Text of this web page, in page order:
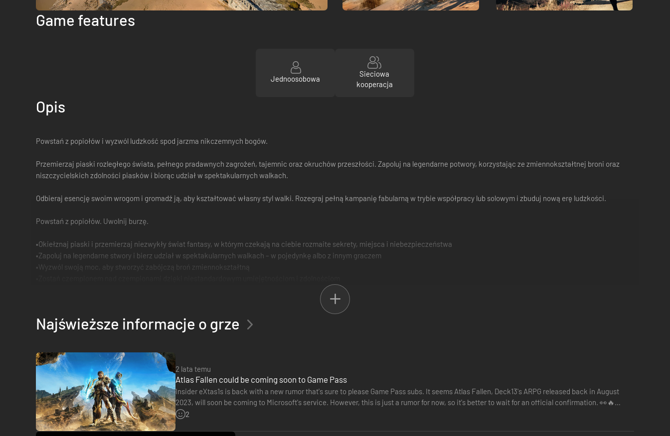
Game features
Jednoosobowa
Sieciowa
kooperacja
Opis
Powstań z popiołów i wyzwól ludzkość spod jarzma nikczemnych bogów.
Przemierzaj piaski rozległego świata, pełnego pradawnych zagrożeń, tajemnic oraz okruchów przeszłości. Zapoluj na legendarne potwory, korzystając ze zmiennokształtnej broni oraz
niszczycielskich zdolności piasków i biorąc udział w spektakularnych walkach.
Odbieraj esencję swoim wrogom i gromadź ją, aby kształtować własny styl walki. Rozegraj pełną kampanię fabularną w trybie współpracy lub solowym i zbuduj nową erę ludzkości.
Powstań z popiołów. Uwolnij burzę.
•Okiełznaj piaski i przemierzaj niezwykły świat fantasy, w którym czekają na ciebie rozmaite sekrety, miejsca i niebezpieczeństwa
•Zapoluj na legendarne stwory i bierz udział w spektakularnych walkach – w pojedynkę albo z innym graczem
•Wyzwól swoją moc, aby stworzyć zabójczą broń zmiennokształtną
Najświeższe informacje o grze
2 lata temu
Atlas Fallen could be coming soon to Game Pass
Insider eXtas1s is back with a new rumor that's sure to please Game Pass subs. It seems Atlas Fallen, Deck13's ARPG released back in August
2023, will soon be coming to Microsoft's service. However, this is just a rumor for now, so it's better to wait for an official confirmation. 👀🔥
MINISCOOP ✅Coming…
2